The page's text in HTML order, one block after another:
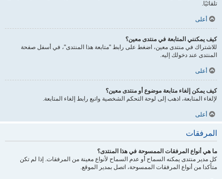
تلقائيًا.
أعلى
كيف يمكنني المتابعة في منتدى معين؟
للاشتراك في منتدى معين، اضغط على رابط "متابعة هذا المنتدى"، في أسفل صفحة
المنتدى عند دخولك إليه.
أعلى
كيف يمكن إلغاء متابعة موضوع أو منتدى معين؟
لإلغاء المتابعة، اذهب إلى لوحة التحكم الشخصية واتبع رابط إلغاء المتابعة.
أعلى
المرفقات
ما هي أنواع المرفقات الممسوحة في هذا المنتدى؟
كل مدير منتدى يمكنه السماح أو عدم السماح لأنواع معينة من المرفقات. إذا لم تكن
متأكدا من أنواع المرفقات الممسوحة، اتصل بمدير الموقع.